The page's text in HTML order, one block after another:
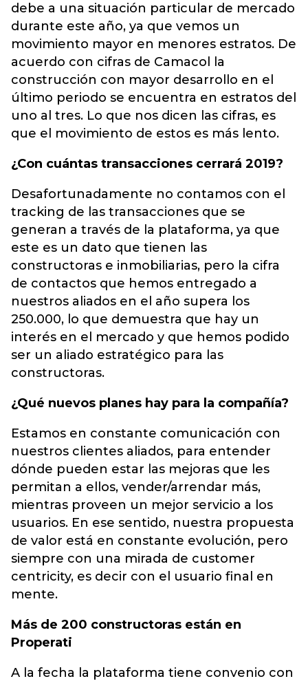
debe a una situación particular de mercado
durante este año, ya que vemos un
movimiento mayor en menores estratos. De
acuerdo con cifras de Camacol la
construcción con mayor desarrollo en el
último periodo se encuentra en estratos del
uno al tres. Lo que nos dicen las cifras, es
que el movimiento de estos es más lento.
¿Con cuántas transacciones cerrará 2019?
Desafortunadamente no contamos con el
tracking de las transacciones que se
generan a través de la plataforma, ya que
este es un dato que tienen las
constructoras e inmobiliarias, pero la cifra
de contactos que hemos entregado a
nuestros aliados en el año supera los
250.000, lo que demuestra que hay un
interés en el mercado y que hemos podido
ser un aliado estratégico para las
constructoras.
¿Qué nuevos planes hay para la compañía?
Estamos en constante comunicación con
nuestros clientes aliados, para entender
dónde pueden estar las mejoras que les
permitan a ellos, vender/arrendar más,
mientras proveen un mejor servicio a los
usuarios. En ese sentido, nuestra propuesta
de valor está en constante evolución, pero
siempre con una mirada de customer
centricity, es decir con el usuario final en
mente.
Más de 200 constructoras están en
Properati
A la fecha la plataforma tiene convenio con